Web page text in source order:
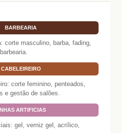
BARBEARIA
corte masculino, barba, fading,
CABELEIREIRO
corte feminino, penteados,
e gestão de salões.
ARTIFICIAS
gel, verniz gel, acrílico,